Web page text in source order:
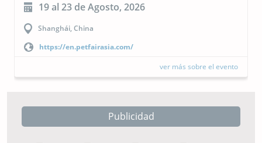
19 al 23 de Agosto, 2026
Shanghái, China
https://en.petfairasia.com/
ver más sobre el evento
Publicidad